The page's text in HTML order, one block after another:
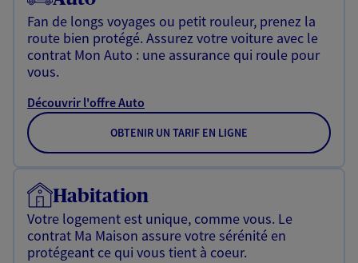
Fan de longs voyages ou petit rouleur, prenez la
route bien protégé. Assurez votre voiture avec le
contrat Mon Auto : une assurance qui roule pour
vous.
Découvrir l'offre Auto
OBTENIR UN TARIF EN LIGNE
Habitation
Votre logement est unique, comme vous. Le
contrat Ma Maison assure votre sérénité en
protégeant ce qui vous tient à coeur.